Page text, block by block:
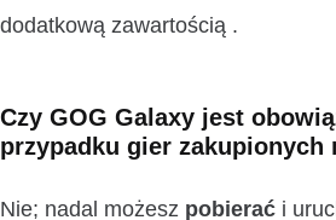
dodatkową zawartością .
Czy GOG Galaxy jest
przypadku gier zakupionych
Nie; nadal możesz pobierać i